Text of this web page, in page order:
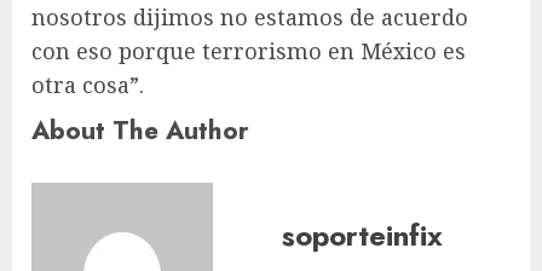
nosotros dijimos no estamos de acuerdo
con eso porque terrorismo en México es
otra cosa”.
About The Author
soporteinfix